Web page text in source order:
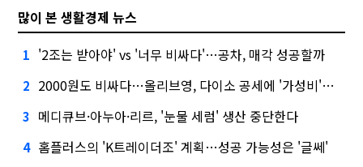
많이 본 생활경제 뉴스
1 '2조는 받아야' vs '너무 비싸다'…공차, 매각 성공할까
2 2000원도 비싸다…올리브영, 다이소 공세에 '가성비'로 맞불
3 메디큐브·아누아·리르, '눈물 세럼' 생산 중단한다
4 홈플러스의 'K트레이더조' 계획…성공 가능성은 '글쎄'